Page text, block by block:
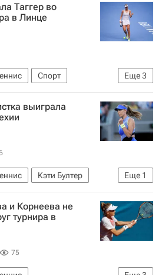
Таггер во
в Линце
Еще3
Спорт
Анастасия Потапова
(WTA)
выиграла
Еще 1
Кэти Бултер
(WTA)
и Корнеева не
турнира в
75